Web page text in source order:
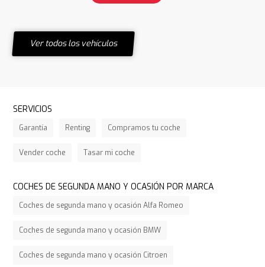
Ver todos los vehículos
SERVICIOS
Garantía Renting Compramos tu coche
Vender coche Tasar mi coche
COCHES DE SEGUNDA MANO Y OCASIÓN POR MARCA
Coches de segunda mano y ocasión Alfa Romeo
Coches de segunda mano y ocasión BMW
Coches de segunda mano y ocasión Citroen